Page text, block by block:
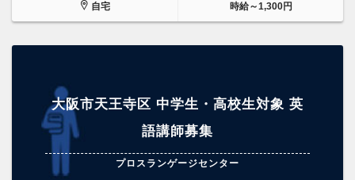
自宅 時給～1,300円
大阪市天王寺区 中学生・高校生対象 英
語講師募集
プロスランゲージセンター